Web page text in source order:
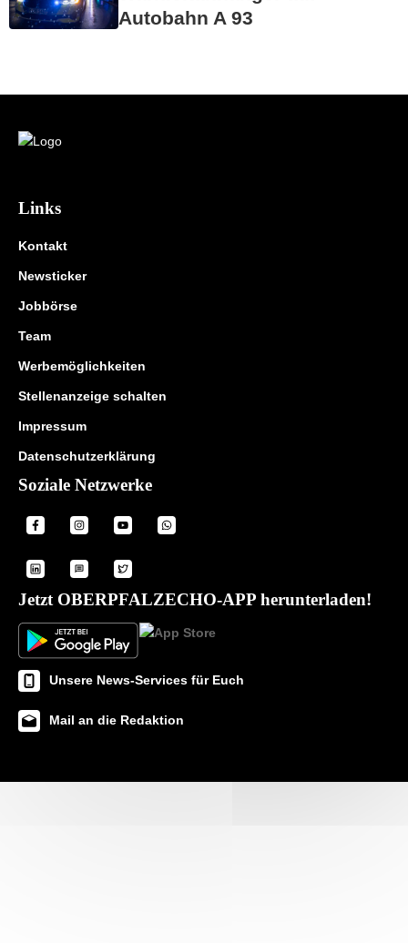
Autobahn A 93
Links
Kontakt
Newsticker
Jobbörse
Team
Werbemöglichkeiten
Stellenanzeige schalten
Impressum
Datenschutzerklärung
Soziale Netzwerke
Jetzt OBERPFALZECHO-APP herunterladen!
Unsere News-Services für Euch
Mail an die Redaktion